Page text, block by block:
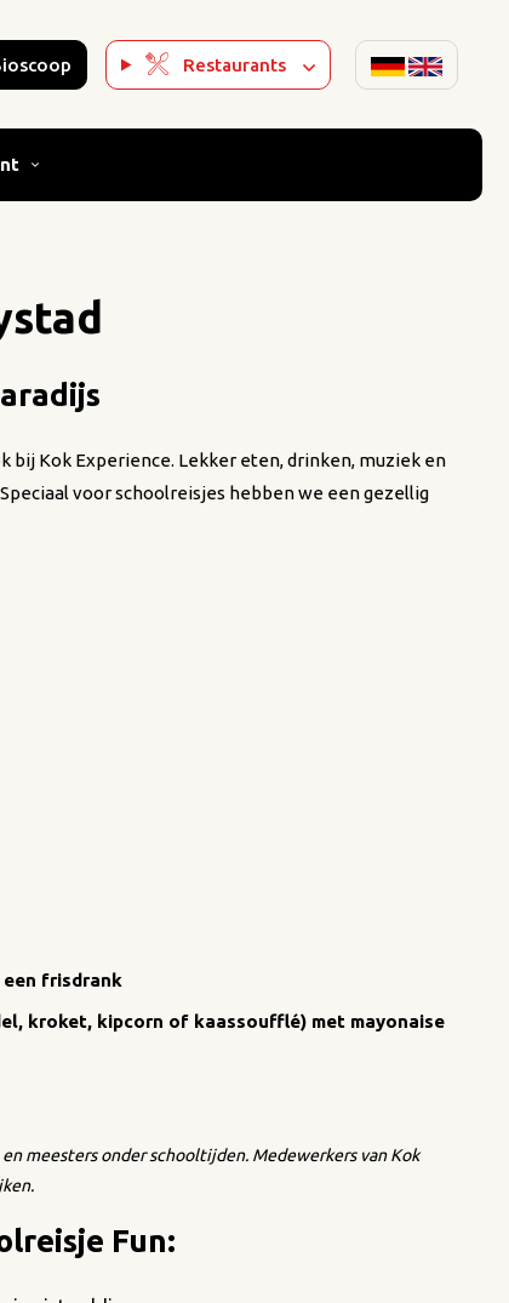
Restaurants
bij Kok Experience. Lekker eten, drinken, muziek en
voor schoolreisjes hebben we een gezellig
frisdrank
kroket, kipcorn of kaassoufflé) met mayonaise
meesters onder schooltijden. Medewerkers van Kok
Fun: